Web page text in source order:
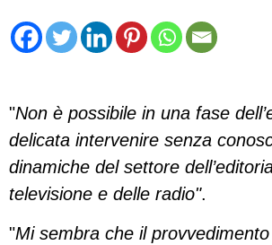
"Non è possibile in una fase
delicata intervenire senza
dinamiche del settore
televisione e delle radio".
"Mi sembra che il